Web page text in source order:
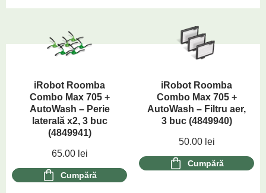
iRobot Roomba
Combo Max 705 +
AutoWash – Perie
laterală x2, 3 buc
(4849941)
65.00 lei
Cumpără
iRobot Roomba
Combo Max 705 +
AutoWash – Filtru aer,
3 buc (4849940)
50.00 lei
Cumpără